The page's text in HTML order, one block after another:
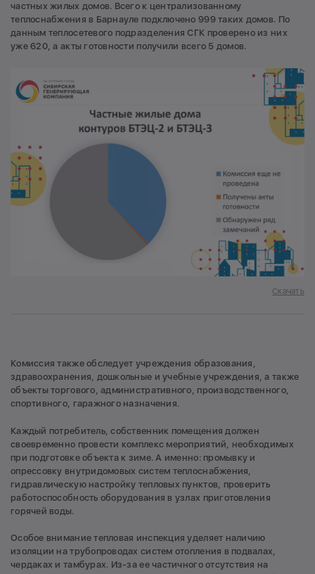
частных жилых домов. Всего к централизованному
теплоснабжения в Барнауле подключено 999 таких домов. По
данным теплосетевого подразделения СГК проверено из них
уже 620, а акты готовности получили всего 5 домов.
Скачать
Комиссия также обследует учреждения образования,
здравоохранения, дошкольные и учебные учреждения, а также
объекты торгового, административного, производственного,
спортивного, гаражного назначения.
Каждый потребитель, собственник помещения должен
своевременно провести комплекс мероприятий, необходимых
при подготовке объекта к зиме. А именно: промывку и
опрессовку внутридомовых систем теплоснабжения,
гидравлическую настройку тепловых пунктов, проверить
работоспособность оборудования в узлах приготовления
горячей воды.
Особое внимание тепловая инспекция уделяет наличию
изоляции на трубопроводах систем отопления в подвалах,
чердаках и тамбурах. Из-за ее частичного отсутствия на